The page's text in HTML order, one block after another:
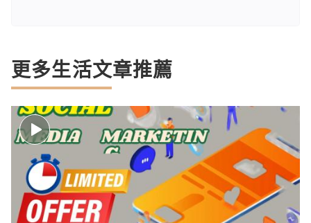
更多生活文章推薦